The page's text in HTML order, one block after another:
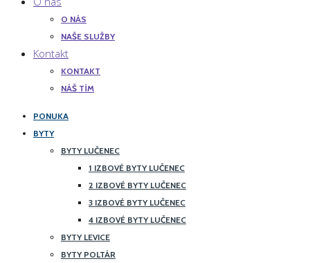
O NÁS
NAŠE SLUŽBY
Kontakt
KONTAKT
NÁŠ TÍM
PONUKA
BYTY
BYTY LUČENEC
1 IZBOVÉ BYTY LUČENEC
2 IZBOVÉ BYTY LUČENEC
3 IZBOVÉ BYTY LUČENEC
4 IZBOVÉ BYTY LUČENEC
BYTY LEVICE
BYTY POLTÁR